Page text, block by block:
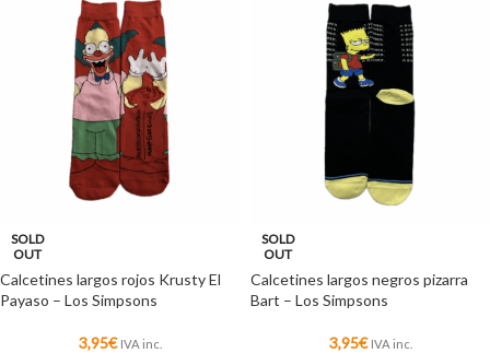
SOLD
OUT
Calcetines largos rojos Krusty El
Payaso – Los Simpsons
3,95€ IVA inc.
SOLD
OUT
Calcetines largos negros pizarra
Bart – Los Simpsons
3,95€ IVA inc.